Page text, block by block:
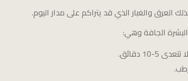
العرق والغبار الذي قد يتراكم على مدار اليوم.
الجافة وهي:
دقائق.